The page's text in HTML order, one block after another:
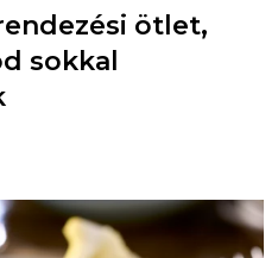
ötlet,
sokkal